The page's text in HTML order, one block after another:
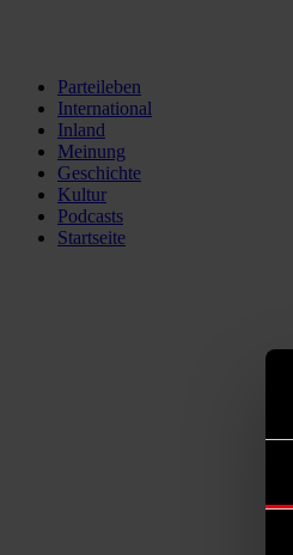
Parteileben
International
Inland
Meinung
Geschichte
Kultur
Podcasts
Startseite